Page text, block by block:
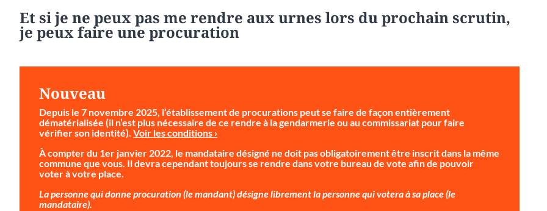
Et si je ne peux pas me rendre aux urnes lors du prochain scrutin,
je peux faire une procuration
Nouveau
Depuis le 7 novembre 2025, l’établissement de procurations peut se faire de façon entièrement
dématérialisée (il n’est plus nécessaire de ce rendre à la gendarmerie ou au commissariat pour faire
vérifier son identité). Voir les conditions ›
À compter du 1er janvier 2022, le mandataire désigné ne doit pas obligatoirement être inscrit dans la même
commune que vous. Il devra cependant toujours se rendre dans votre bureau de vote afin de pouvoir
voter à votre place.
La personne qui donne procuration (le mandant) désigne librement la personne qui votera à sa place (le
mandataire).